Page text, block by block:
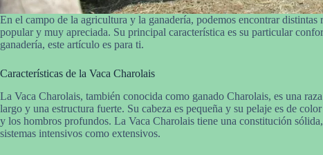
En el campo de la agricultura y la ganadería, podemos encontrar distintas
popular y muy apreciada. Su principal característica es su particular
ganadería, este artículo es para ti.
Características de la Vaca Charolais
La Vaca Charolais, también conocida como ganado Charolais, es una
largo y una estructura fuerte. Su cabeza es pequeña y su pelaje es de
y los hombros profundos. La Vaca Charolais tiene una constitución
sistemas intensivos como extensivos.